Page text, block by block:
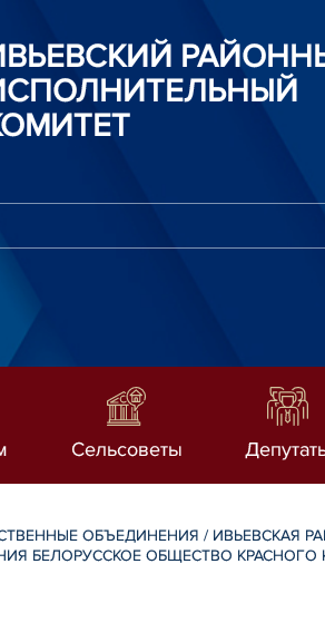
Сельсоветы
ОБЪЕДИНЕНИЯ / ИВЬЕВСКАЯ
БЕЛОРУССКОЕ ОБЩЕСТВО КРАСНОГО